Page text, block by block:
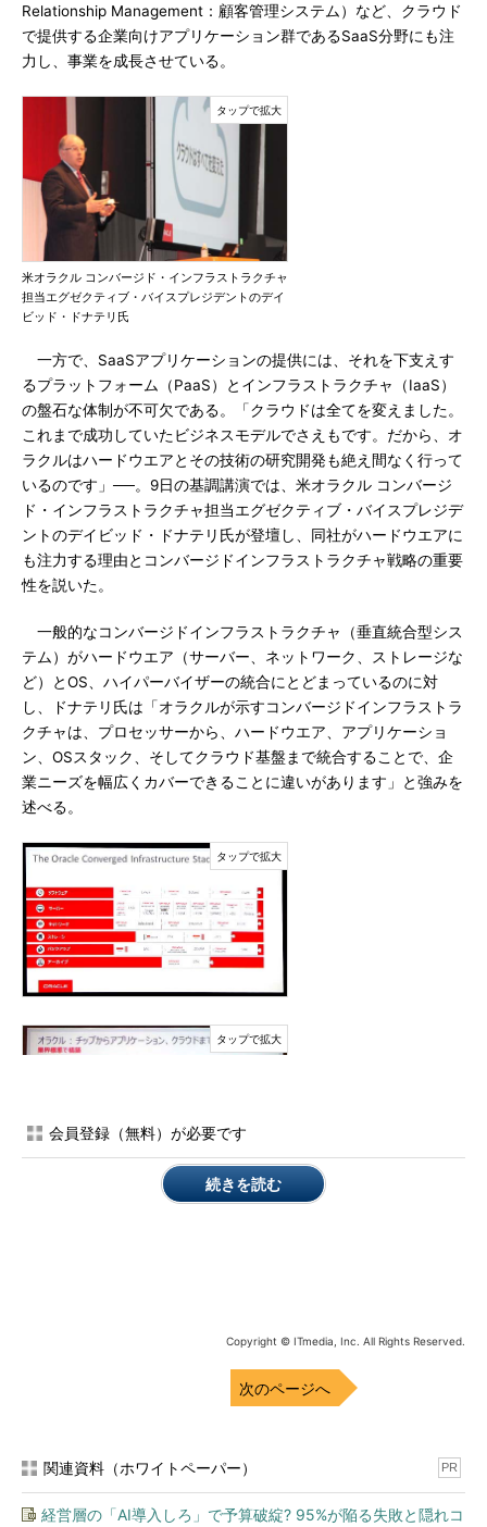
Relationship Management：顧客管理システム）など、クラウド
で提供する企業向けアプリケーション群であるSaaS分野にも注
力し、事業を成長させている。
米オラクル コンバージド・インフラストラクチャ
担当エグゼクティブ・バイスプレジデントのデイ
ビッド・ドナテリ氏
一方で、SaaSアプリケーションの提供には、それを下支えす
るプラットフォーム（PaaS）とインフラストラクチャ（IaaS）
の盤石な体制が不可欠である。「クラウドは全てを変えました。
これまで成功していたビジネスモデルでさえもです。だから、オ
ラクルはハードウエアとその技術の研究開発も絶え間なく行って
いるのです」──。9日の基調講演では、米オラクル コンバージ
ド・インフラストラクチャ担当エグゼクティブ・バイスプレジデ
ントのデイビッド・ドナテリ氏が登壇し、同社がハードウエアに
も注力する理由とコンバージドインフラストラクチャ戦略の重要
性を説いた。
一般的なコンバージドインフラストラクチャ（垂直統合型シス
テム）がハードウエア（サーバー、ネットワーク、ストレージな
ど）とOS、ハイパーバイザーの統合にとどまっているのに対
し、ドナテリ氏は「オラクルが示すコンバージドインフラストラ
クチャは、プロセッサーから、ハードウエア、アプリケーショ
ン、OSスタック、そしてクラウド基盤まで統合することで、企
業ニーズを幅広くカバーできることに違いがあります」と強みを
述べる。
チップからアプリケーション、クラウドまで統合
ん、同社のクラウドサービスのプラットフォームとして採用する
ハードウエア群についても、クラウドでも、オンプレミスでも活
用可能な形で企業ユーザーへ提供することにある。この結果、ユ
環境を提供できる。
つまり、現在運用するオンプレミス型システムとこれまで培っ
会員登録（無料）が必要です
続きを読む
Copyright © ITmedia, Inc. All Rights Reserved.
次のページへ
関連資料（ホワイトペーパー） PR
経営層の「AI導入しろ」で予算破綻? 95%が陥る失敗と隠れコ